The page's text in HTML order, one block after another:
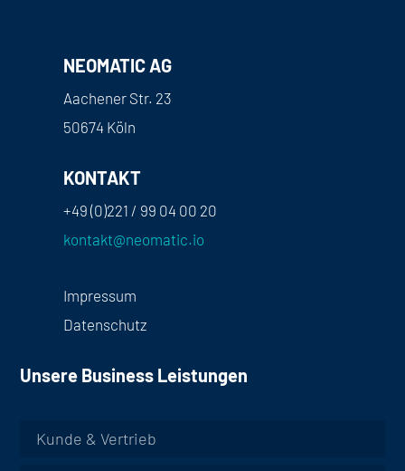
NEOMATIC AG
Aachener Str. 23
50674 Köln
KONTAKT
+49 (0)221 / 99 04 00 20
kontakt@neomatic.io
Impressum
Datenschutz
Unsere Business Leistungen
Kunde & Vertrieb